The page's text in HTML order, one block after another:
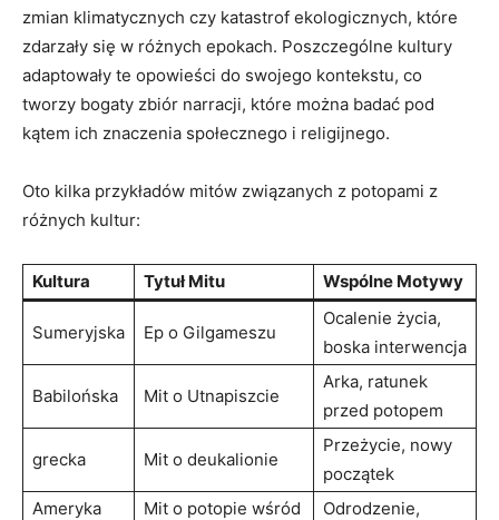
zmian‌ klimatycznych czy katastrof ekologicznych, które
zdarzały ⁢się w ⁣różnych epokach. Poszczególne kultury
adaptowały te opowieści do swojego kontekstu, co
tworzy bogaty zbiór narracji,‍ które można badać pod
kątem ⁢ich znaczenia‍ społecznego i⁣ religijnego.
Oto kilka przykładów⁤ mitów ⁢związanych z potopami⁣ z
różnych kultur:
Kultura Tytuł Mitu Wspólne Motywy
Sumeryjska Ep⁢ o Gilgameszu
Ocalenie ​życia,
boska interwencja
Babilońska Mit o Utnapiszcie
Arka, ratunek
‌przed potopem
grecka Mit o ‍deukalionie
Przeżycie, nowy
początek
Ameryka⁤
Mit o‍ potopie wśród⁣
Odrodzenie,